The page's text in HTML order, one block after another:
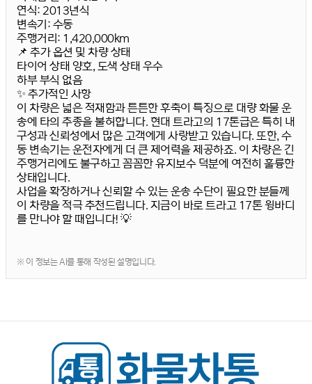
연식: 2013년식
변속기: 수동
주행거리: 1,420,000km
📌 추가 옵션 및 차량 상태
타이어 상태 양호, 도색 상태 우수
하부 부식 없음
✨ 추가적인 사항
이 차량은 넓은 적재함과 튼튼한 후축이 특징으로 대량 화물 운
송에 타의 추종을 불허합니다. 현대 트라고의 17톤급은 특히 내
구성과 신뢰성에서 많은 고객에게 사랑받고 있습니다. 또한, 수
동 변속기는 운전자에게 더 큰 제어력을 제공하죠. 이 차량은 긴
주행거리에도 불구하고 꼼꼼한 유지보수 덕분에 여전히 훌륭한
상태입니다.
사업을 확장하거나 신뢰할 수 있는 운송 수단이 필요한 분들께
이 차량을 적극 추천드립니다. 지금이 바로 트라고 17톤 윙바디
를 만나야 할 때입니다! 💡
※ 이 정보는 AI를 통해 작성된 설명입니다.